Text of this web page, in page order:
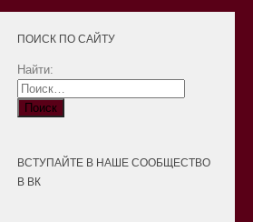
ПОИСК ПО САЙТУ
Найти:
ВСТУПАЙТЕ В НАШЕ СООБЩЕСТВО
В ВК